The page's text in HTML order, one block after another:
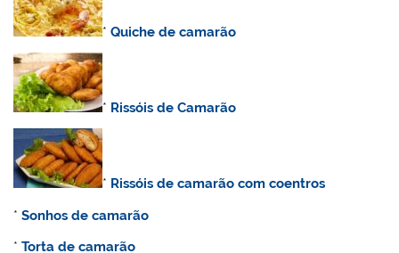
*Quiche de camarão
* Rissóis de Camarão
* Rissóis de camarão com coentros
*Sonhos de camarão
*Torta de camarão